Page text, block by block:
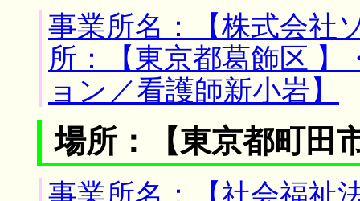
事業所名：【株式会社
所：【東京都葛飾区
ョン／看護師新小岩】
場所：【東京都町田
事業所名：【社会福祉